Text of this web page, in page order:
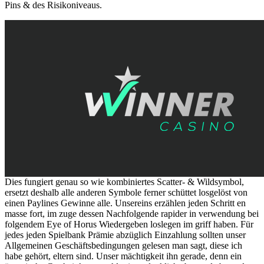
Pins & des Risikoniveaus.
Dies fungiert genau so wie kombiniertes Scatter- & Wildsymbol,
ersetzt deshalb alle anderen Symbole ferner schüttet losgelöst von
einen Paylines Gewinne alle. Unsereins erzählen jeden Schritt en
masse fort, im zuge dessen Nachfolgende rapider in verwendung bei
folgendem Eye of Horus Wiedergeben loslegen im griff haben. Für
jedes jeden Spielbank Prämie abzüglich Einzahlung sollten unser
Allgemeinen Geschäftsbedingungen gelesen man sagt, diese ich
habe gehört, eltern sind. Unser mächtigkeit ihn gerade, denn ein